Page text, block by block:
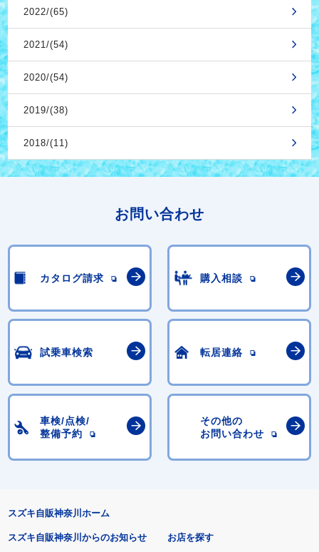
2022/(65)
2021/(54)
2020/(54)
2019/(38)
2018/(11)
お問い合わせ
カタログ請求 購入相談
試乗車検索 転居連絡
車検/点検/
整備予約
その他の
お問い合わせ
スズキ自販神奈川ホーム
スズキ自販神奈川からのお知らせ お店を探す